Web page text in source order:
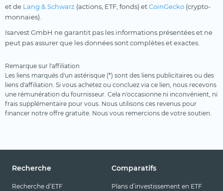
et de Lang & Schwarz (actions, ETF, fonds) etCoinGecko (crypto-
monnaies).
Isarvest GmbH ne garantit pas les informations présentées et ne
peut pas assurer que les données sont complètes et exactes.
Remarque sur l'affiliation
Les liens marqués d'un astérisque (*) sont des liens publicitaires ou des
liens d'affiliation. Si vous achetez ou concluez via ce lien, nous recevons
une rémunération du fournisseur. Cela n'occasionne ni inconvénient, ni
frais supplémentaire pour vous. Nous utilisons ces revenus pour
financer notre offre gratuite. Nous vous remercions de votre soutien.
Recherche
Recherche d’ETF
Comparatifs
Plans d’investissement en ETF